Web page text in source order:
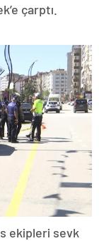
çarptı.
ekipleri sevk